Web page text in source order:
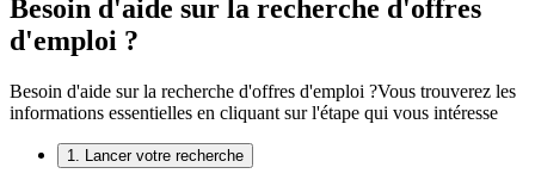
Besoin d'aide sur la recherche d'offres
d'emploi ?
Besoin d'aide sur la recherche d'offres d'emploi ?Vous trouverez les
informations essentielles en cliquant sur l'étape qui vous intéresse
1. Lancer votre recherche